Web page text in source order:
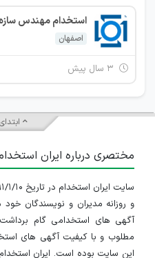
استخدام مهندس سازه
اصفهان
مختصری درباره ایران
و روزانه مدیران و نویسندگان
آگهی های استخدامی گام
مطلوب و با کیفیت آگهی های
این سایت بوده است. ایران